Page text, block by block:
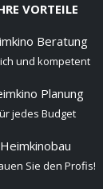
VORTEILE
Beratung
und kompetent
Planung
jedes Budget
Heimkinobau
Sie den Profis!